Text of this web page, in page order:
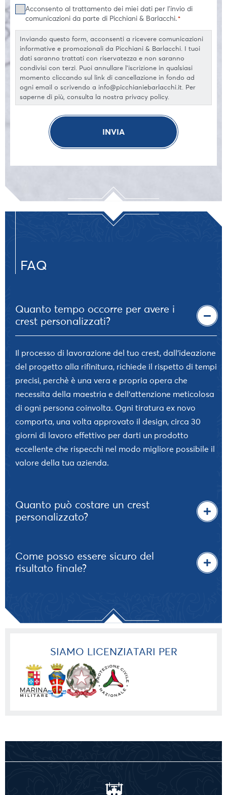
Consenso
Acconsento al trattamento dei miei dati per l'invio di
comunicazioni da parte di Picchiani & Barlacchi.*
Inviando questo form, acconsenti a ricevere comunicazioni
informative e promozionali da Picchiani & Barlacchi. I tuoi
dati saranno trattati con riservatezza e non saranno
condivisi con terzi. Puoi annullare l'iscrizione in qualsiasi
momento cliccando sul link di cancellazione in fondo ad
ogni email o scrivendo a info@picchianiebarlacchi.it. Per
saperne di più, consulta la nostra privacy policy.
FAQ
Quanto tempo occorre per avere i
crest personalizzati?
Il processo di lavorazione del tuo crest, dall’ideazione
del progetto alla rifinitura, richiede il rispetto di tempi
precisi, perchè è una vera e propria opera che
necessita della maestria e dell’attenzione meticolosa
di ogni persona coinvolta. Ogni tiratura ex novo
comporta, una volta approvato il design, circa 30
giorni di lavoro effettivo per darti un prodotto
eccellente che rispecchi nel modo migliore possibile il
valore della tua azienda.
Quanto può costare un crest
personalizzato?
Come posso essere sicuro del
risultato finale?
SIAMO LICENZIATARI PER